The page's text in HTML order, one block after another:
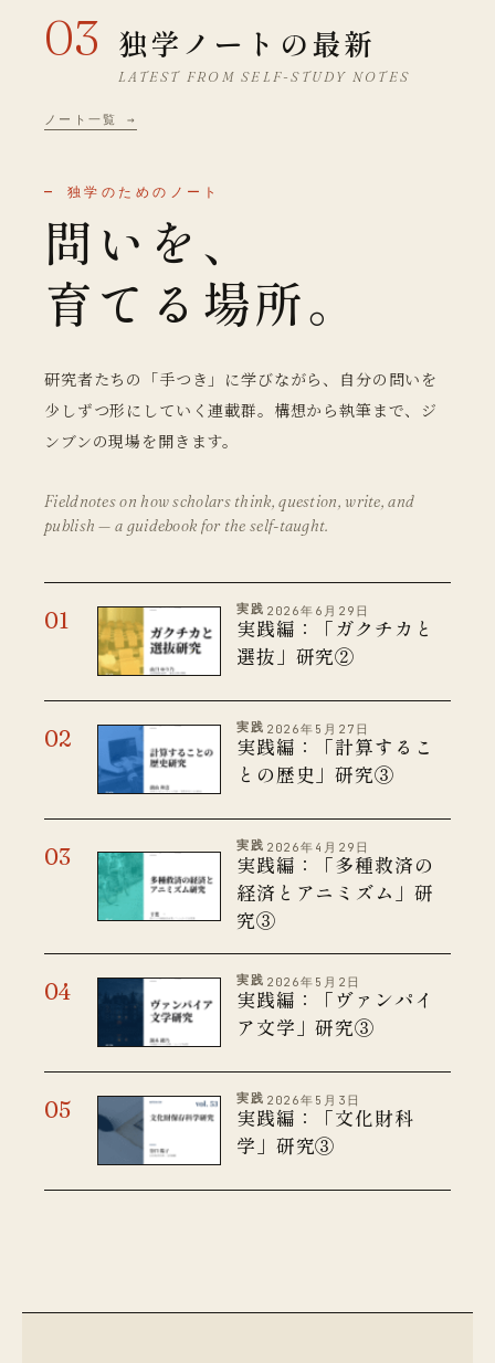
03 独学ノートの最新
LATEST FROM SELF-STUDY NOTES
ノート一覧 →
— 独学のためのノート
問いを、
育てる場所。
研究者たちの「手つき」に学びながら、自分の問いを
少しずつ形にしていく連載群。構想から執筆まで、ジ
ンブンの現場を開きます。
Fieldnotes on how scholars think, question, write, and
publish — a guidebook for the self-taught.
実践編：「ガクチカと
選抜」研究②
実践 2026年6月29日
実践編：「計算するこ
との歴史」研究③
実践 2026年5月27日
実践編：「多種救済の
経済とアニミズム」研
究③
実践 2026年4月29日
実践編：「ヴァンパイ
ア文学」研究③
実践 2026年5月2日
実践編：「文化財科
学」研究③
実践 2026年5月3日